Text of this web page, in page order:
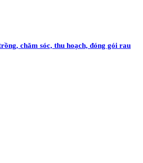
chăm sóc, thu hoạch, đóng gói rau